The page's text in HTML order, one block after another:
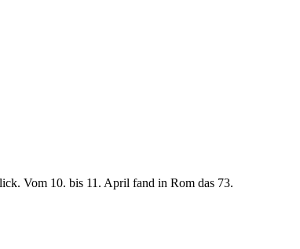
Vom 10. bis 11. April fand in Rom das 73.